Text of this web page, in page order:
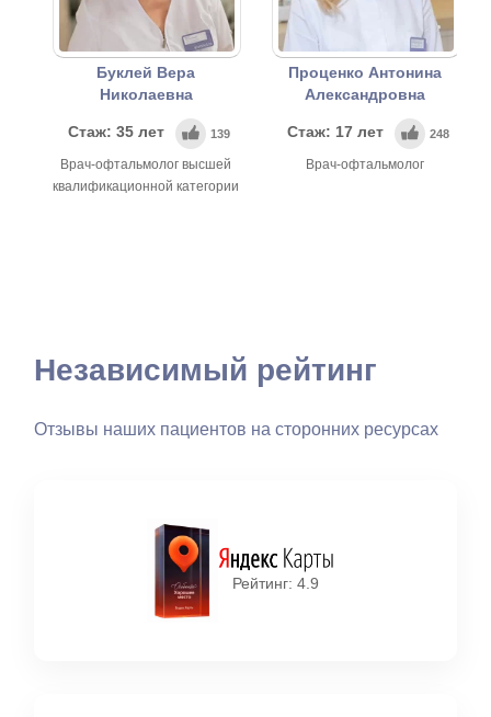
Буклей Вера
Николаевна
139
Стаж: 35 лет
Врач-офтальмолог высшей
квалификационной категории
Проценко Антонина
Александровна
248
Стаж: 17 лет
Врач-офтальмолог
Независимый рейтинг
Отзывы наших пациентов на сторонних ресурсах
Рейтинг: 4.9